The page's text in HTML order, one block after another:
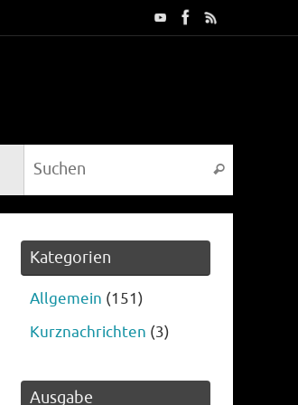
Suchen
Kategorien
Allgemein (151)
Kurznachrichten (3)
Ausgabe